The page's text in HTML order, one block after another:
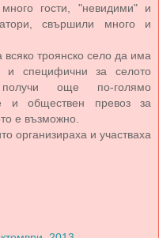
гости, "невидими" и
свършили много и
троянско село да има
специфични за селото
още по-голямо
и обществен превоз за
е възможно.
организираха и участваха